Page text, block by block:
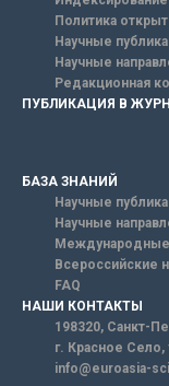
Политика
Научные
Научные
Редакционная
ПУБЛИКАЦИЯ В
БАЗА ЗНАНИЙ
Научные
Научные
Международные
Всероссийские
FAQ
НАШИ КОНТАКТЫ
198320, Санкт-
г. Красное
info@euroasia-